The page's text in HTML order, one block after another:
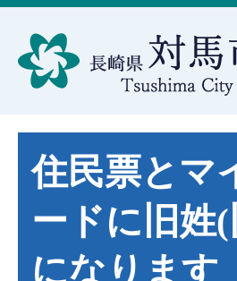
住民票とマ
ードに旧姓
になります